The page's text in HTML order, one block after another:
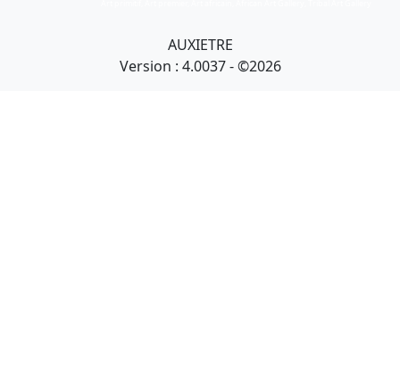
AUXIETRE
Version : 4.0037 - ©2026